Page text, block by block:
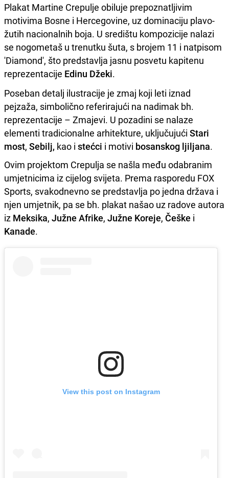
Plakat Martine Crepulje obiluje prepoznatljivim
motivima Bosne i Hercegovine, uz dominaciju plavo-
žutih nacionalnih boja. U središtu kompozicije nalazi
se nogometaš u trenutku šuta, s brojem 11 i natpisom
'Diamond', što predstavlja jasnu posvetu kapitenu
reprezentacije Edinu Džeki.
Poseban detalj ilustracije je zmaj koji leti iznad
pejzaža, simbolično referirajući na nadimak bh.
reprezentacije – Zmajevi. U pozadini se nalaze
elementi tradicionalne arhitekture, uključujući Stari
most, Sebilj, kao i stećci i motivi bosanskog ljiljana.
Ovim projektom Crepulja se našla među odabranim
umjetnicima iz cijelog svijeta. Prema rasporedu FOX
Sports, svakodnevno se predstavlja po jedna država i
njen umjetnik, pa se bh. plakat našao uz radove autora
iz Meksika, Južne Afrike, Južne Koreje, Češke i
Kanade.
View this post on Instagram